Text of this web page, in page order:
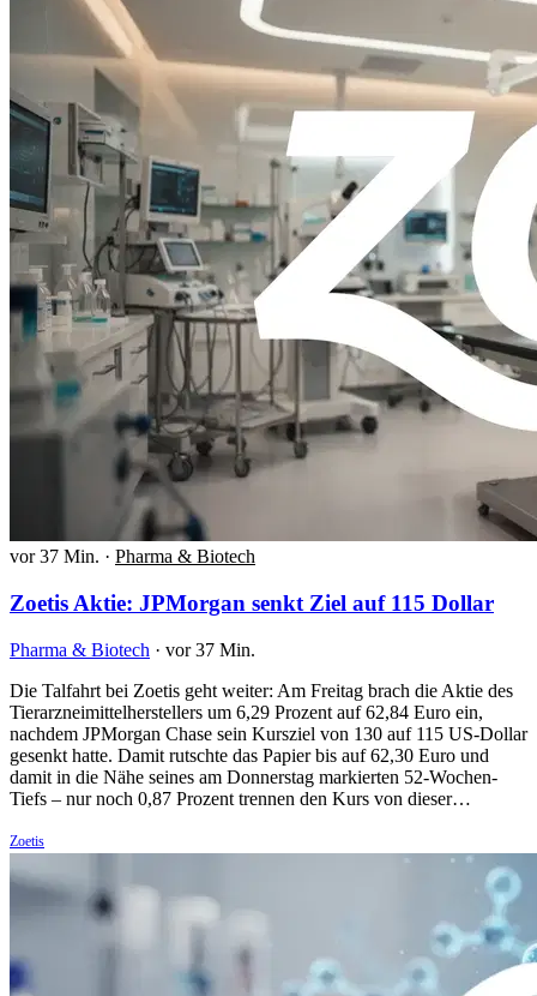
vor 37 Min. · Pharma & Biotech
Zoetis Aktie: JPMorgan senkt Ziel auf 115 Dollar
Pharma & Biotech · vor 37 Min.
Die Talfahrt bei Zoetis geht weiter: Am Freitag brach die Aktie des
Tierarzneimittelherstellers um 6,29 Prozent auf 62,84 Euro ein,
nachdem JPMorgan Chase sein Kursziel von 130 auf 115 US-Dollar
gesenkt hatte. Damit rutschte das Papier bis auf 62,30 Euro und
damit in die Nähe seines am Donnerstag markierten 52-Wochen-
Tiefs – nur noch 0,87 Prozent trennen den Kurs von dieser…
Zoetis